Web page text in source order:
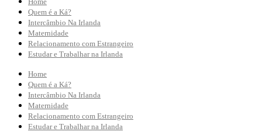
Quem é a Ká?
Intercâmbio Na Irlanda
Maternidade
Relacionamento com Estrangeiro
Estudar e Trabalhar na Irlanda
Home
Quem é a Ká?
Intercâmbio Na Irlanda
Maternidade
Relacionamento com Estrangeiro
Estudar e Trabalhar na Irlanda